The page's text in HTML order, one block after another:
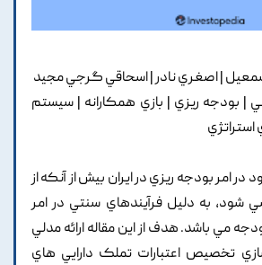
| اصغري نادر | اسحاقي گرجي مجيد
| بودجه ريزي | بازي همکارانه | سيستم
استراتژي
امر بودجه ريزي در ايران بيش از آنکه از
به دليل فرآيندهاي سنتي در امر
مي باشد. هدف از اين مقاله ارائه مدلي
تخصيص اعتبارات تملک دارايي هاي